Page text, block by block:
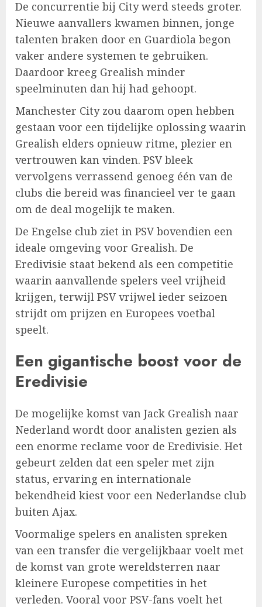
De concurrentie bij City werd steeds groter.
Nieuwe aanvallers kwamen binnen, jonge
talenten braken door en Guardiola begon
vaker andere systemen te gebruiken.
Daardoor kreeg Grealish minder
speelminuten dan hij had gehoopt.
Manchester City zou daarom open hebben
gestaan voor een tijdelijke oplossing waarin
Grealish elders opnieuw ritme, plezier en
vertrouwen kan vinden. PSV bleek
vervolgens verrassend genoeg één van de
clubs die bereid was financieel ver te gaan
om de deal mogelijk te maken.
De Engelse club ziet in PSV bovendien een
ideale omgeving voor Grealish. De
Eredivisie staat bekend als een competitie
waarin aanvallende spelers veel vrijheid
krijgen, terwijl PSV vrijwel ieder seizoen
strijdt om prijzen en Europees voetbal
speelt.
Een gigantische boost voor de
Eredivisie
De mogelijke komst van Jack Grealish naar
Nederland wordt door analisten gezien als
een enorme reclame voor de Eredivisie. Het
gebeurt zelden dat een speler met zijn
status, ervaring en internationale
bekendheid kiest voor een Nederlandse club
buiten Ajax.
Voormalige spelers en analisten spreken
van een transfer die vergelijkbaar voelt met
de komst van grote wereldsterren naar
kleinere Europese competities in het
verleden. Vooral voor PSV-fans voelt het